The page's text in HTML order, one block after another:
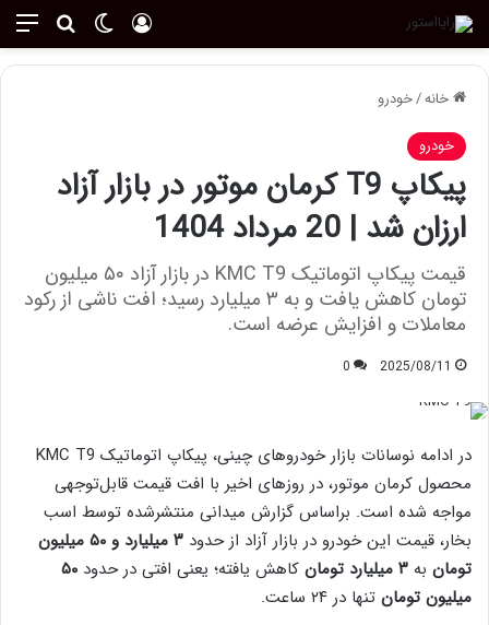
تغییر پوسته ورود
خانه/خودرو
خودرو
پیکاپ T9 کرمان موتور در بازار آزاد
ارزان شد | 20 مرداد 1404
قیمت پیکاپ اتوماتیک KMC T9 در بازار آزاد ۵۰ میلیون
تومان کاهش یافت و به ۳ میلیارد رسید؛ افت ناشی از رکود
معاملات و افزایش عرضه است.
2025/08/11
0
در ادامه نوسانات بازار خودروهای چینی، پیکاپ اتوماتیک KMC T9
محصول کرمان موتور، در روزهای اخیر با افت قیمت قابل‌توجهی
مواجه شده است. براساس گزارش میدانی منتشرشده توسط اسب
بخار، قیمت این خودرو در بازار آزاد از حدود
۳ میلیارد و ۵۰ میلیون
تومان به ۳ میلیارد تومان کاهش یافته؛ یعنی افتی در حدود ۵۰
میلیون تومان تنها در ۲۴ ساعت.